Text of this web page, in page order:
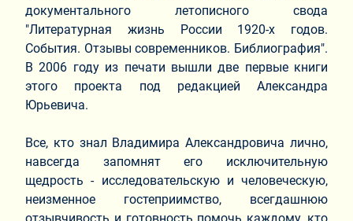
документального летописного свода
"Литературная жизнь России 1920-х годов.
События. Отзывы современников. Библиография".
В 2006 году из печати вышли две первые книги
этого проекта под редакцией Александра
Юрьевича.
Все, кто знал Владимира Александровича лично,
навсегда запомнят его исключительную
щедрость - исследовательскую и человеческую,
неизменное гостеприимство, всегдашнюю